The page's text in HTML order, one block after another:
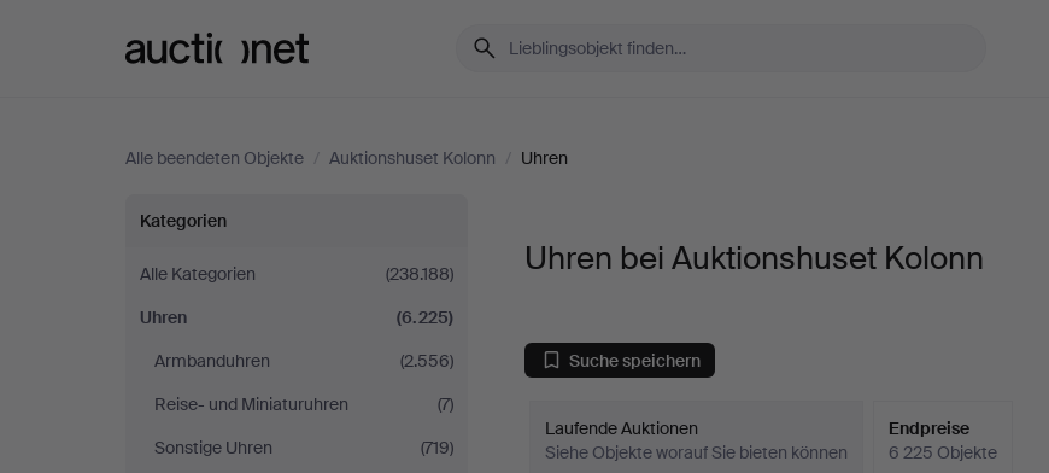
Alle beendeten Objekte / Auktionshuset Kolonn / Uhren
Uhren
bei
Auktionshuset
Kolonn
Kategorien
Alle Kategorien
(238.188)
Uhren
(6.225)
Armbanduhren
(2.556)
Reise- und Miniaturuhren
(7)
Sonstige Uhren
(719)
Uhren bei Auktionshuset Kolonn
Suche speichern
Laufende Auktionen
Siehe Objekte worauf Sie bieten können
Endpreise
6 225 Objekte